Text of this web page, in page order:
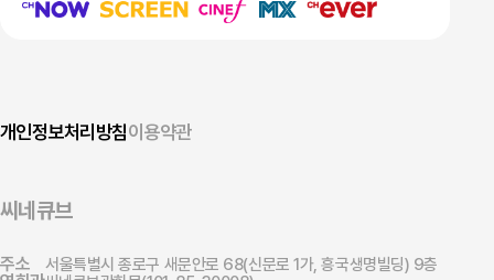
개인정보처리방침이용약관
씨네큐브
주소 서울특별시 종로구 새문안로 68(신문로 1가, 흥국생명빌딩) 9층